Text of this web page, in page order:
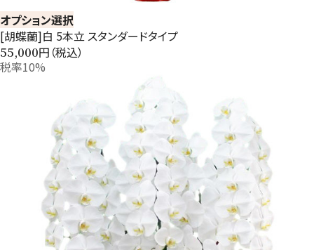
オプション選択
[胡蝶蘭]白 5本立 スタンダードタイプ
55,000円（税込）
税率10%